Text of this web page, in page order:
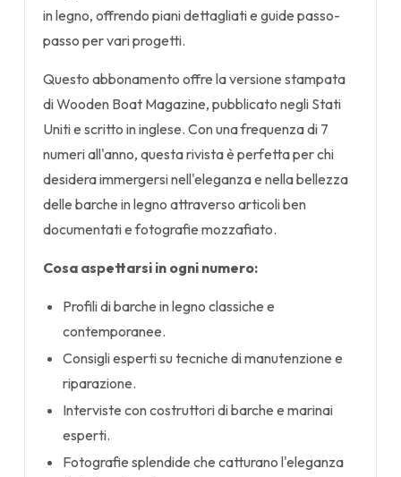
in legno, offrendo piani dettagliati e guide passo-
passo per vari progetti.
Questo abbonamento offre la versione stampata
di Wooden Boat Magazine, pubblicato negli Stati
Uniti e scritto in inglese. Con una frequenza di 7
numeri all'anno, questa rivista è perfetta per chi
desidera immergersi nell'eleganza e nella bellezza
delle barche in legno attraverso articoli ben
documentati e fotografie mozzafiato.
Cosa aspettarsi in ogni numero:
Profili di barche in legno classiche e
contemporanee.
Consigli esperti su tecniche di manutenzione e
riparazione.
Interviste con costruttori di barche e marinai
esperti.
Fotografie splendide che catturano l'eleganza